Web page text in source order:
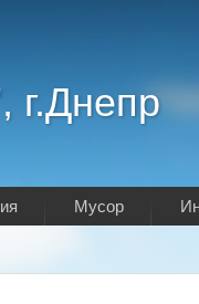
г.Днепр
Мусор